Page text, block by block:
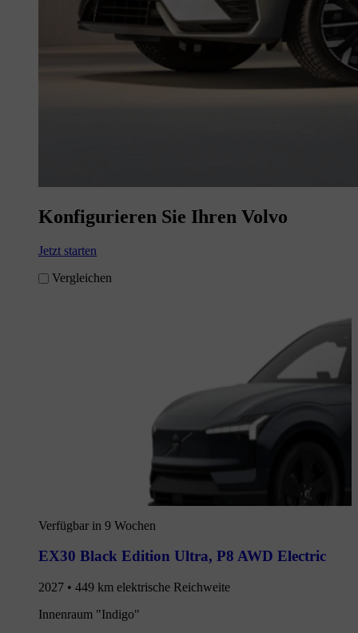
Konfigurieren Sie Ihren Volvo
Jetzt starten
Vergleichen
Verfügbar in 9 Wochen
EX30 Black Edition Ultra, P8 AWD Electric
2027 • 449 km elektrische Reichweite
Innenraum "Indigo"